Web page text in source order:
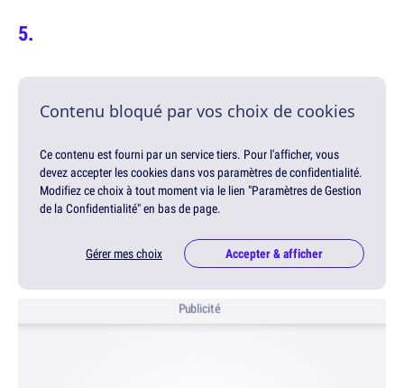
Contenu bloqué par vos choix de cookies
Ce contenu est fourni par un service tiers. Pour l'afficher, vous
devez accepter les cookies dans vos paramètres de confidentialité.
Modifiez ce choix à tout moment via le lien "Paramètres de Gestion
de la Confidentialité" en bas de page.
Gérer mes choix Accepter & afficher
Publicité